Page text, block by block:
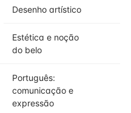
Desenho artístico
Estética e noção
do belo
Português:
comunicação e
expressão